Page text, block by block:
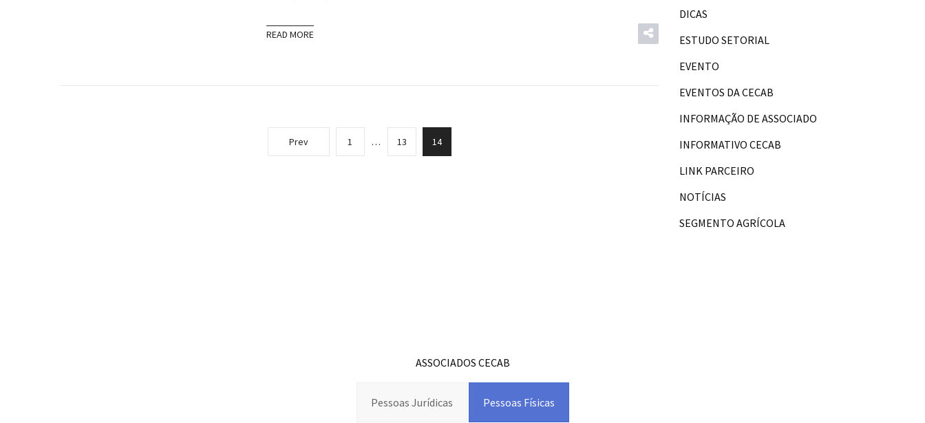
READ MORE
Prev 1 … 13 14
DICAS
ESTUDO SETORIAL
EVENTO
EVENTOS DA CECAB
INFORMAÇÃO DE ASSOCIADO
INFORMATIVO CECAB
LINK PARCEIRO
NOTÍCIAS
SEGMENTO AGRÍCOLA
ASSOCIADOS CECAB
Pessoas Jurídicas Pessoas Físicas